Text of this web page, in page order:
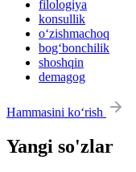
filologiya
konsullik
o‘zishmachoq
bog‘bonchilik
shoshqin
demagog
Hammasini ko‘rish
Yangi so'zlar